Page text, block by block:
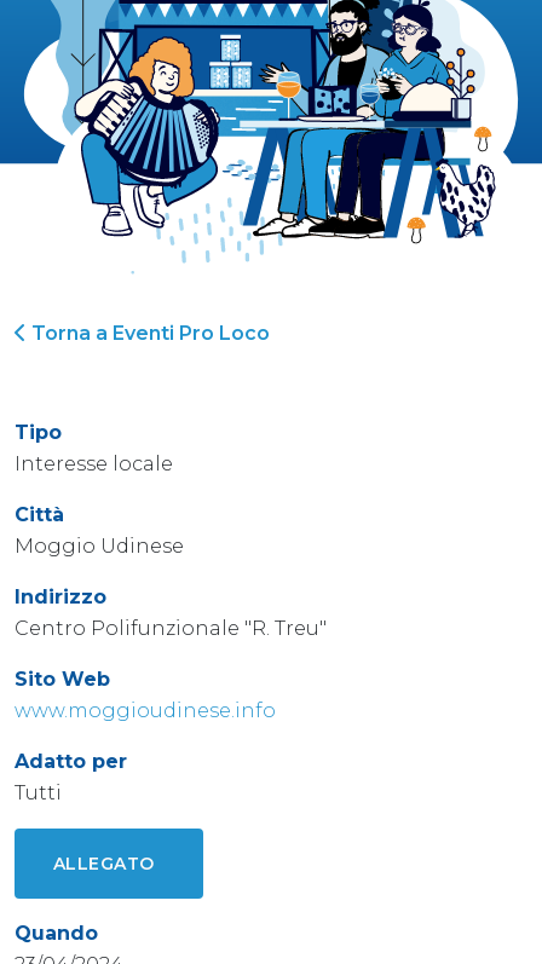
Torna a Eventi Pro Loco
Tipo
Interesse locale
Città
Moggio Udinese
Indirizzo
Centro Polifunzionale "R. Treu"
Sito Web
www.moggioudinese.info
Adatto per
Tutti
ALLEGATO
Quando